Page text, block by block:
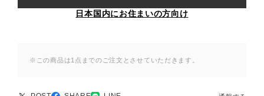
日本国内にお住まいの方向け
※この商品は1点までのご注文とさせていただきます。